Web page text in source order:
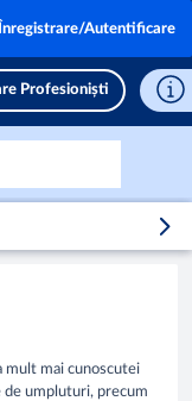
Profesioniști
Înregistrare/Autentificare
mult mai cunoscutei
de umpluturi, precum